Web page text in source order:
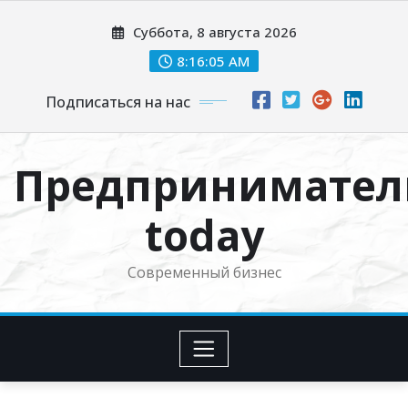
Суббота, 8 августа 2026
8:16:06 AM
Подписаться на нас
today
Современный бизнес